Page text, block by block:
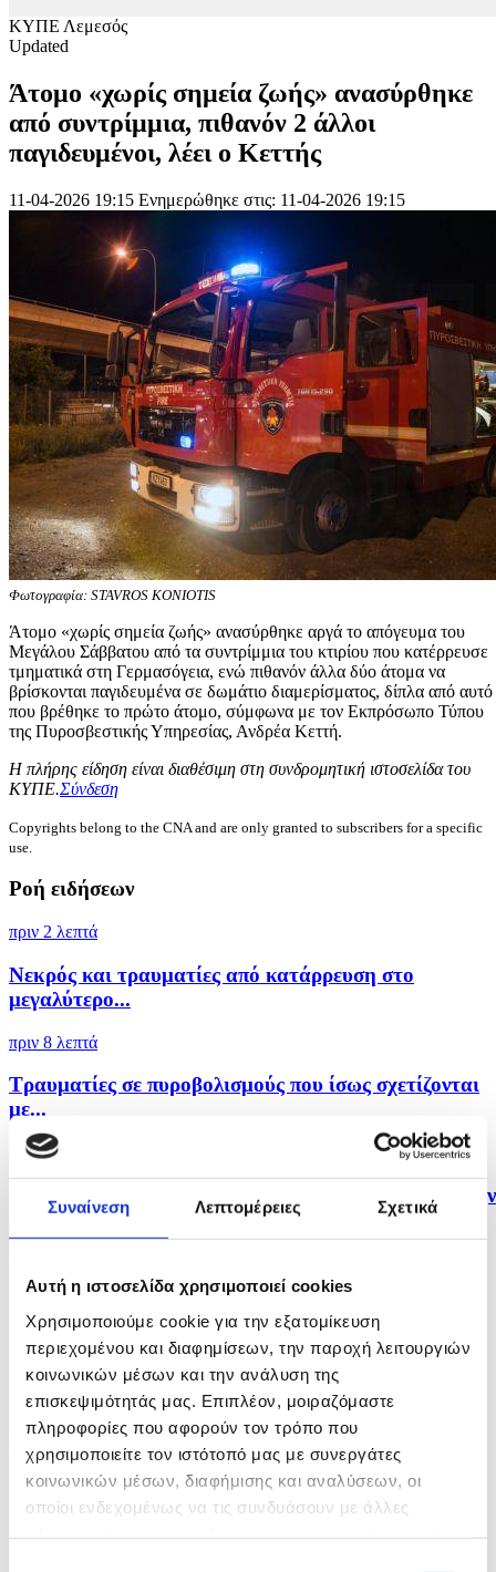
Συναίνεση Λεπτομέρειες Σχετικά
Αυτή η ιστοσελίδα χρησιμοποιεί cookies
Χρησιμοποιούμε cookie για την εξατομίκευση
περιεχομένου και διαφημίσεων, την παροχή λειτουργιών
κοινωνικών μέσων και την ανάλυση της
επισκεψιμότητάς μας. Επιπλέον, μοιραζόμαστε
πληροφορίες που αφορούν τον τρόπο που
χρησιμοποιείτε τον ιστότοπό μας με συνεργάτες
κοινωνικών μέσων, διαφήμισης και αναλύσεων, οι
οποίοι ενδεχομένως να τις συνδυάσουν με άλλες
ΚΥΠΕ Λεμεσός
Updated
Άτομο «χωρίς σημεία ζωής» ανασύρθηκε
από συντρίμμια, πιθανόν 2 άλλοι
παγιδευμένοι, λέει ο Κεττής
11-04-2026 19:15 Ενημερώθηκε στις: 11-04-2026 19:15
Φωτογραφία: STAVROS KONIOTIS
Άτομο «χωρίς σημεία ζωής» ανασύρθηκε αργά το απόγευμα του
Μεγάλου Σάββατου από τα συντρίμμια του κτιρίου που κατέρρευσε
τμηματικά στη Γερμασόγεια, ενώ πιθανόν άλλα δύο άτομα να
βρίσκονται παγιδευμένα σε δωμάτιο διαμερίσματος, δίπλα από αυτό
που βρέθηκε το πρώτο άτομο, σύμφωνα με τον Εκπρόσωπο Τύπου
της Πυροσβεστικής Υπηρεσίας, Ανδρέα Κεττή.
Η πλήρης είδηση είναι διαθέσιμη στη συνδρομητική ιστοσελίδα του
ΚΥΠΕ.Σύνδεση
Copyrights belong to the CNA and are only granted to subscribers for a specific
use.
Ροή ειδήσεων
πριν 2 λεπτά
Νεκρός και τραυματίες από κατάρρευση στο
μεγαλύτερο...
πριν 8 λεπτά
Τραυματίες σε πυροβολισμούς που ίσως σχετίζονται
με...
πριν 12 λεπτά
Ο Νετανιάχου απορρίπτει το σχέδιο των ΗΠΑ για την
Γάζα...
Ομάδα...
πριν 22 λεπτά
Οι ΗΠΑ να δεχτούν όλους τους όρους για να ανοίξει
το...